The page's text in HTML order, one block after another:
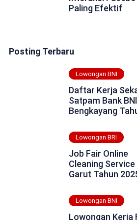
Paling Efektif
Posting Terbaru
Lowongan BNI
Daftar Kerja
Satpam Bank BNI
Bengkayang
Lowongan BRI
Job Fair Online
Cleaning Service
Garut Tahun
Lowongan BNI
Lowongan Kerja